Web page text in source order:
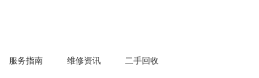
服务指南 维修资讯 二手回收